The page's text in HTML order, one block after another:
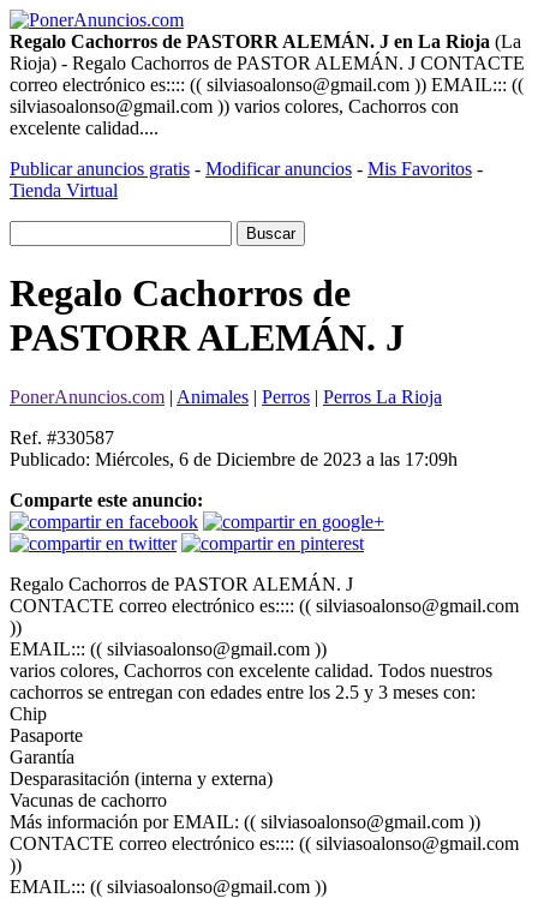
Regalo Cachorros de PASTORR ALEMÁN. J en La Rioja (La
Rioja) - Regalo Cachorros de PASTOR ALEMÁN. J CONTACTE
correo electrónico es:::: (( silviasoalonso@gmail.com )) EMAIL::: ((
silviasoalonso@gmail.com )) varios colores, Cachorros con
excelente calidad....
Publicar anuncios gratis - Modificar anuncios - Mis Favoritos -
Tienda Virtual
Regalo Cachorros de
PASTORR ALEMÁN. J
PonerAnuncios.com | Animales | Perros | Perros La Rioja
Ref. #330587
Publicado: Miércoles, 6 de Diciembre de 2023 a las 17:09h
Comparte este anuncio:
Regalo Cachorros de PASTOR ALEMÁN. J
CONTACTE correo electrónico es:::: (( silviasoalonso@gmail.com
))
EMAIL::: (( silviasoalonso@gmail.com ))
varios colores, Cachorros con excelente calidad. Todos nuestros
cachorros se entregan con edades entre los 2.5 y 3 meses con:
Chip
Pasaporte
Garantía
Desparasitación (interna y externa)
Vacunas de cachorro
Más información por EMAIL: (( silviasoalonso@gmail.com ))
CONTACTE correo electrónico es:::: (( silviasoalonso@gmail.com
))
EMAIL::: (( silviasoalonso@gmail.com ))